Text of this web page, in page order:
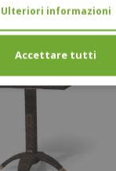
Ulteriori informazioni
Accettare tutti